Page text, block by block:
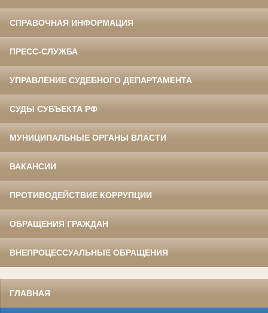
СПРАВОЧНАЯ ИНФОРМАЦИЯ
ПРЕСС-СЛУЖБА
УПРАВЛЕНИЕ СУДЕБНОГО ДЕПАРТАМЕНТА
СУДЫ СУБЪЕКТА РФ
МУНИЦИПАЛЬНЫЕ ОРГАНЫ ВЛАСТИ
ВАКАНСИИ
ПРОТИВОДЕЙСТВИЕ КОРРУПЦИИ
ОБРАЩЕНИЯ ГРАЖДАН
ВНЕПРОЦЕССУАЛЬНЫЕ ОБРАЩЕНИЯ
ГЛАВНАЯ